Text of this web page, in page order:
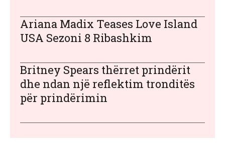
Ariana Madix Teases Love Island
USA Sezoni 8 Ribashkim
Britney Spears thërret prindërit
dhe ndan një reflektim tronditës
për prindërimin